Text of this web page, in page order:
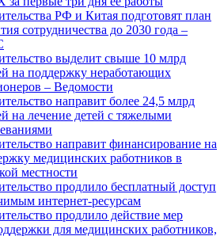
РФ и Китая подготовят план
сотрудничества до 2030 года –
выделит свыше 10 млрд
на поддержку неработающих
– Ведомости
направит более 24,5 млрд
на лечение детей с тяжелыми
направит финансирование на
медицинских работников в
местности
продлило бесплатный доступ
интернет-ресурсам
продлило действие мер
для медицинских работников,